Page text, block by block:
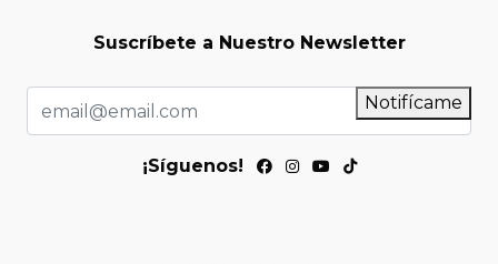
Suscríbete a Nuestro Newsletter
Notifícame
¡Síguenos!